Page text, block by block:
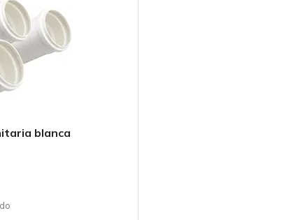
blanca